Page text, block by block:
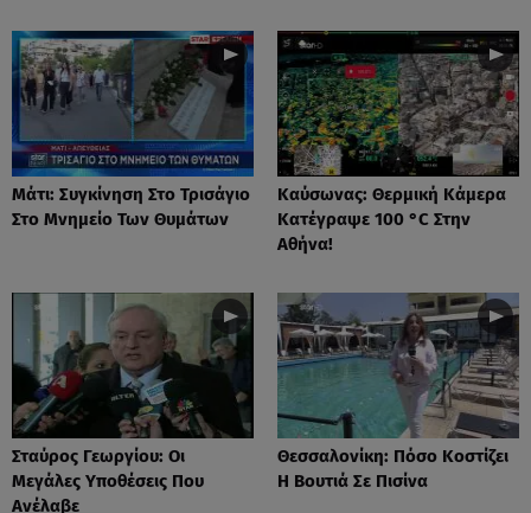
Μάτι: Συγκίνηση Στο Τρισάγιο
Στο Μνημείο Των Θυμάτων
Καύσωνας: Θερμική Κάμερα
Κατέγραψε 100 °C Στην
Αθήνα!
Σταύρος Γεωργίου: Οι
Μεγάλες Υποθέσεις Που
Ανέλαβε
Θεσσαλονίκη: Πόσο Κοστίζει
Η Βουτιά Σε Πισίνα